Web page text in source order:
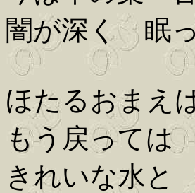
闇が深く 眠
ほたるおまえ
もう戻っては
きれいな水と